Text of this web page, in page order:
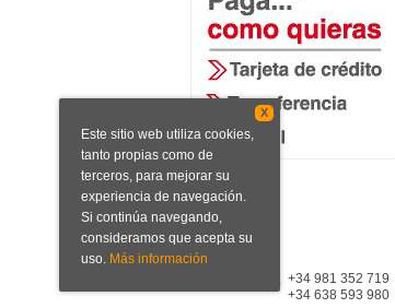
+34 981 352 719
+34 638 593 980
X
Este sitio web utiliza cookies,
tanto propias como de
terceros, para mejorar su
experiencia de navegación.
Si continúa navegando,
consideramos que acepta su
uso. Más información